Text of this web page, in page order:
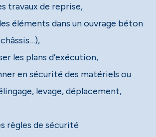
travaux de reprise,
éléments dans un ouvrage béton
les plans d’exécution,
en sécurité des matériels ou
levage, déplacement,
règles de sécurité